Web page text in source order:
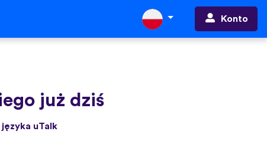
Konto
już dziś
uTalk